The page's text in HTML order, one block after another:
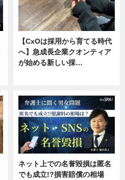
【CxOは採用から育てる時代
へ】急成長企業クオンティア
が始める新しい採…
ネット上での名誉毀損は匿名
でも成立!?損害賠償の相場